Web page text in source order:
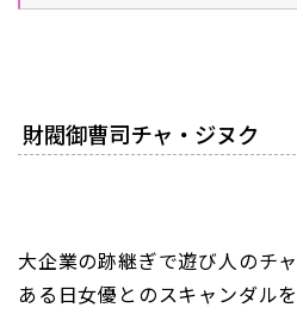
財閥御曹司チャ・ジヌク
大企業の跡継ぎで遊び人のチ
ある日女優とのスキャンダル